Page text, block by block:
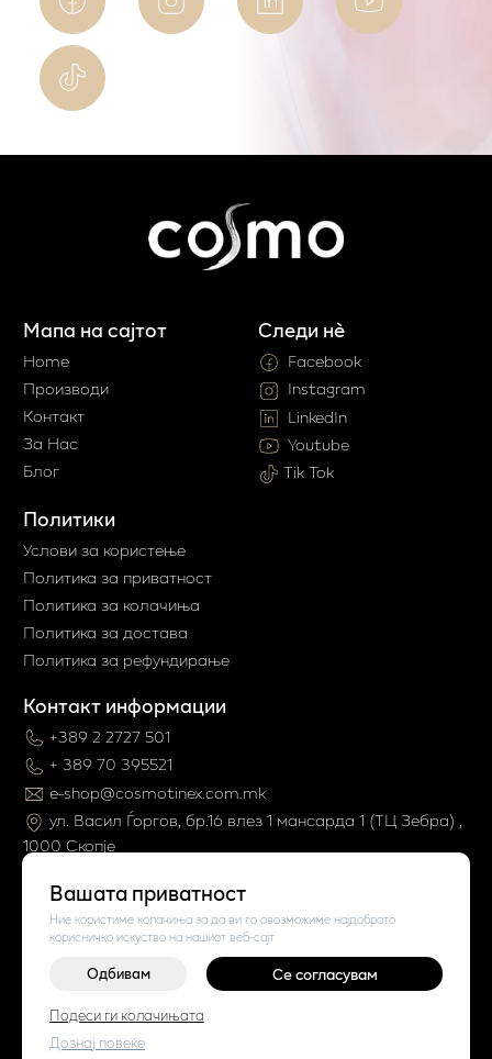
Вашата приватност
Ние користиме колачиња за да ви го овозможиме најдоброто
корисничко искуство на нашиот веб-сајт
Одбивам Се согласувам
Подеси ги колачињата
Дознај повеќе
Мапа на сајтот
Home
Производи
Контакт
За Нас
Блог
Политики
Услови за користење
Политика за приватност
Политика за колачиња
Политика за достава
Политика за рефундирање
Контакт информации
+389 2 2727 501
+ 389 70 395521
e-shop@cosmotinex.com.mk
ул. Васил Ѓоргов, бр.16 влез 1 мaнсарда 1 (ТЦ Зебра) ,
1000 Скопје
Следи нè
Facebook
Instagram
LinkedIn
Youtube
Tik Tok
©2026Vendor x
Поставки за колачиња